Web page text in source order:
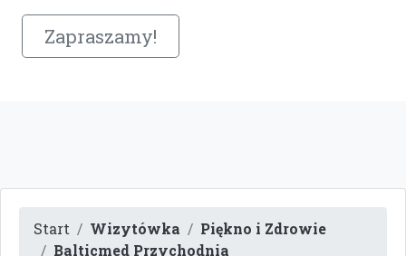
Zapraszamy!
Start Wizytówka
Piękno i Zdrowie
Balticmed Przychodnia